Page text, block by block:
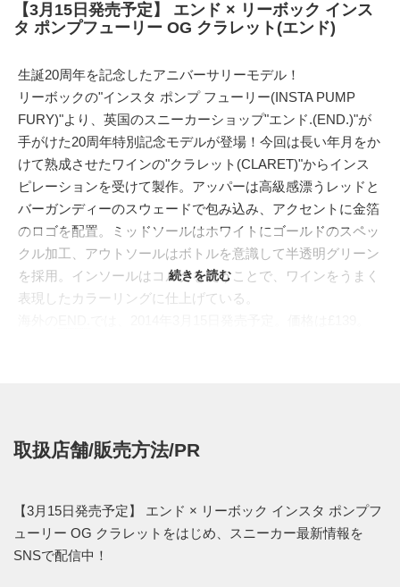
【3月15日発売予定】 エンド × リーボック インス
タ ポンプフューリー OG クラレット(エンド)
生誕20周年を記念したアニバーサリーモデル！
リーボックの"インスタ ポンプ フューリー(INSTA PUMP
FURY)"より、英国のスニーカーショップ"エンド.(END.)"が
手がけた20周年特別記念モデルが登場！今回は長い年月をか
けて熟成させたワインの"クラレット(CLARET)"からインス
ピレーションを受けて製作。アッパーは高級感漂うレッドと
バーガンディーのスウェードで包み込み、アクセントに金箔
のロゴを配置。ミッドソールはホワイトにゴールドのスペッ
クル加工、アウトソールはボトルを意識して半透明グリーン
を採用。インソールはコルクを使うことで、ワインをうまく
表現したカラーリングに仕上げている。
日本国内ではアトモスとミタスニーカーズで、2013年3月15
続きを読む
取扱店舗/販売方法/PR
【3月15日発売予定】 エンド × リーボック インスタ ポンプフ
ューリー OG クラレットをはじめ、スニーカー最新情報を
SNSで配信中！